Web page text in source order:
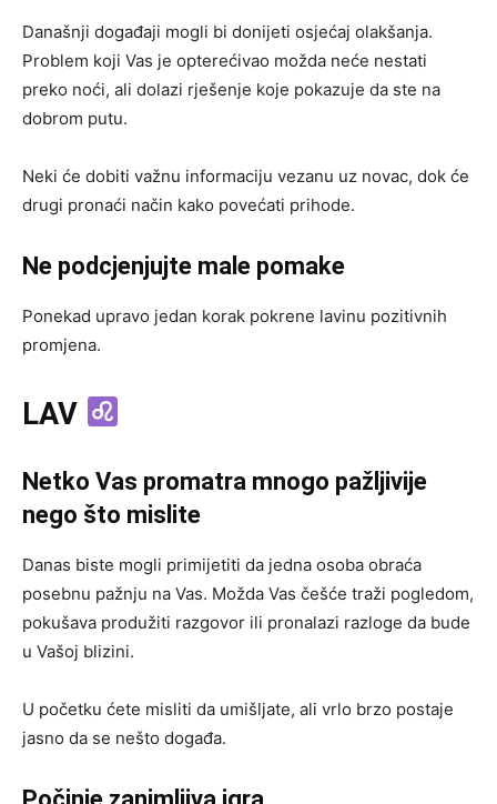
Današnji događaji mogli bi donijeti osjećaj olakšanja.
Problem koji Vas je opterećivao možda neće nestati
preko noći, ali dolazi rješenje koje pokazuje da ste na
dobrom putu.
Neki će dobiti važnu informaciju vezanu uz novac, dok će
drugi pronaći način kako povećati prihode.
Ne podcjenjujte male pomake
Ponekad upravo jedan korak pokrene lavinu pozitivnih
promjena.
LAV
Netko Vas promatra mnogo pažljivije
nego što mislite
Danas biste mogli primijetiti da jedna osoba obraća
posebnu pažnju na Vas. Možda Vas češće traži pogledom,
pokušava produžiti razgovor ili pronalazi razloge da bude
u Vašoj blizini.
U početku ćete misliti da umišljate, ali vrlo brzo postaje
jasno da se nešto događa.